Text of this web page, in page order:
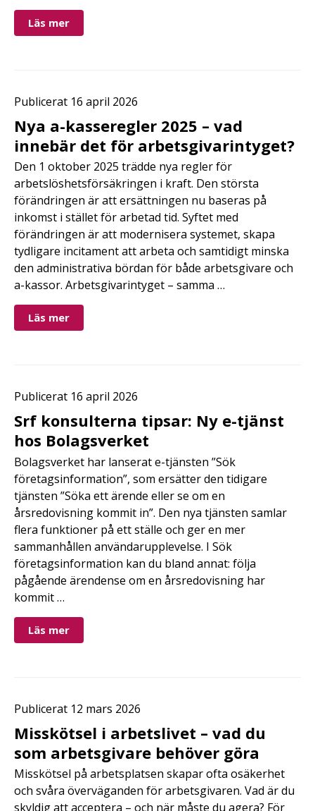
Läs mer
Publicerat 16 april 2026
Nya a-kasseregler 2025 – vad
innebär det för arbetsgivarintyget?
Den 1 oktober 2025 trädde nya regler för
arbetslöshetsförsäkringen i kraft. Den största
förändringen är att ersättningen nu baseras på
inkomst i stället för arbetad tid. Syftet med
förändringen är att modernisera systemet, skapa
tydligare incitament att arbeta och samtidigt minska
den administrativa bördan för både arbetsgivare och
a-kassor. Arbetsgivarintyget – samma …
Läs mer
Publicerat 16 april 2026
Srf konsulterna tipsar: Ny e-tjänst
hos Bolagsverket
Bolagsverket har lanserat e-tjänsten ”Sök
företagsinformation”, som ersätter den tidigare
tjänsten ”Söka ett ärende eller se om en
årsredovisning kommit in”. Den nya tjänsten samlar
flera funktioner på ett ställe och ger en mer
sammanhållen användarupplevelse. I Sök
företagsinformation kan du bland annat: följa
pågående ärendense om en årsredovisning har
kommit …
Läs mer
Publicerat 12 mars 2026
Misskötsel i arbetslivet – vad du
som arbetsgivare behöver göra
Misskötsel på arbetsplatsen skapar ofta osäkerhet
och svåra överväganden för arbetsgivaren. Vad är du
skyldig att acceptera – och när måste du agera? För